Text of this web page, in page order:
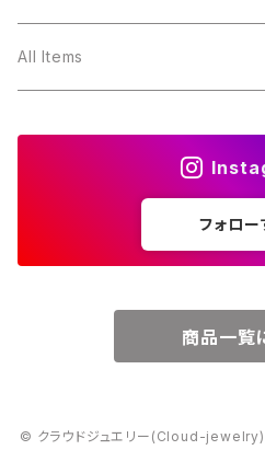
３月・アクアマリン
～10000円
All Items
フォロー
商品一覧
© クラウドジュエリー(Cloud-jewelry)